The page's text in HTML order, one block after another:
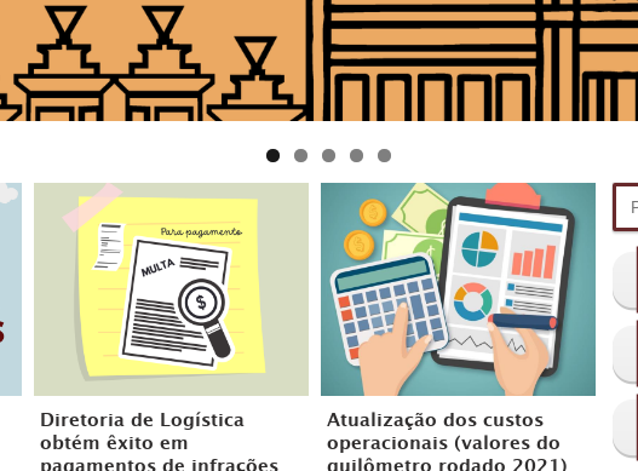
Diretoria de Logística
obtém êxito em
Atualização dos custos
operacionais (valores do